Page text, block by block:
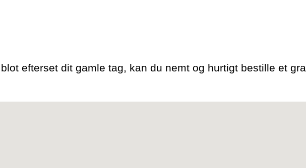
efterset dit gamle tag, kan du nemt og hurtigt bestille et